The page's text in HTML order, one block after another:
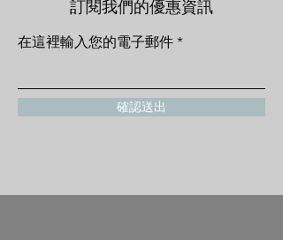
訂閱我們的優惠資訊
在這裡輸入您的電子郵件
確認送出